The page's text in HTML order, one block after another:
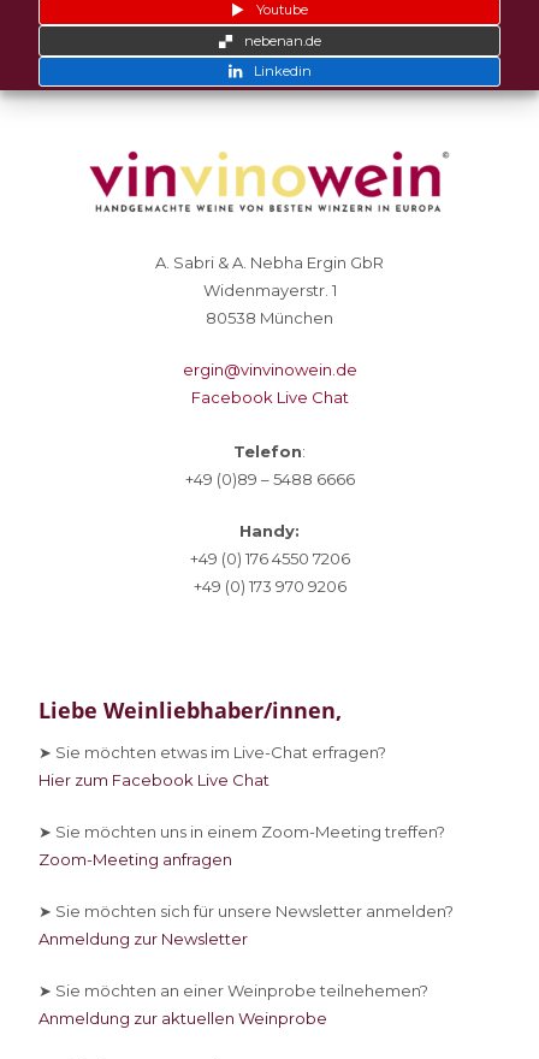
Youtube
nebenan.de
Linkedin
A. Sabri & A. Nebha Ergin GbR
Widenmayerstr. 1
80538 München
ergin@vinvinowein.de
Facebook Live Chat
Telefon:
+49 (0)89 – 5488 6666
Handy:
+49 (0) 176 4550 7206
+49 (0) 173 970 9206
Liebe Weinliebhaber/innen,
➤ Sie möchten etwas im Live-Chat erfragen?
Hier zum Facebook Live Chat
➤ Sie möchten uns in einem Zoom-Meeting treffen?
Zoom-Meeting anfragen
➤ Sie möchten sich für unsere Newsletter anmelden?
Anmeldung zur Newsletter
➤ Sie möchten an einer Weinprobe teilnehemen?
Anmeldung zur aktuellen Weinprobe